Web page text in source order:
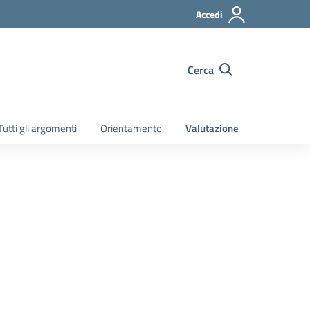
Accedi
Cerca
gli argomenti Orientamento Valutazione